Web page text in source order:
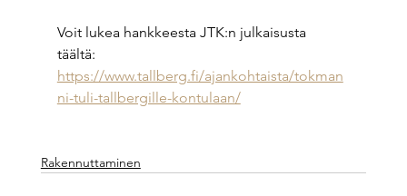
Voit lukea hankkeesta JTK:n julkaisusta
täältä:
https://www.tallberg.fi/ajankohtaista/tokman
ni-tuli-tallbergille-kontulaan/
Rakennuttaminen